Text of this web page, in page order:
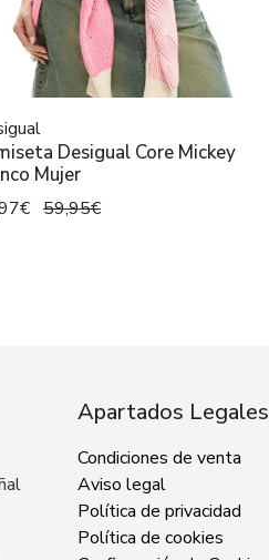
Desigual Core Mickey
Mujer
59,95€
Apartados Legales
Condiciones de venta
Aviso legal
Política de privacidad
Política de cookies